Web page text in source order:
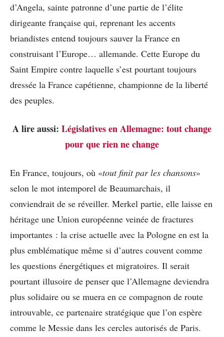
d’Angela, sainte patronne d’une partie de l’élite
dirigeante française qui, reprenant les accents
briandistes entend toujours sauver la France en
construisant l’Europe… allemande. Cette Europe du
Saint Empire contre laquelle s’est pourtant toujours
dressée la France capétienne, championne de la liberté
des peuples.
A lire aussi: Législatives en Allemagne: tout change
pour que rien ne change
En France, toujours, où «tout finit par les chansons»
selon le mot intemporel de Beaumarchais, il
conviendrait de se réveiller. Merkel partie, elle laisse en
héritage une Union européenne veinée de fractures
importantes : la crise actuelle avec la Pologne en est la
plus emblématique même si d’autres couvent comme
les questions énergétiques et migratoires. Il serait
pourtant illusoire de penser que l’Allemagne deviendra
plus solidaire ou se muera en ce compagnon de route
introuvable, ce partenaire stratégique que l’on espère
comme le Messie dans les cercles autorisés de Paris.